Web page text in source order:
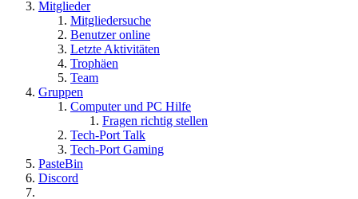
Mitglieder
Mitgliedersuche
Benutzer online
Letzte Aktivitäten
Trophäen
Team
Gruppen
Computer und PC Hilfe
Fragen richtig stellen
Tech-Port Talk
Tech-Port Gaming
PasteBin
Discord